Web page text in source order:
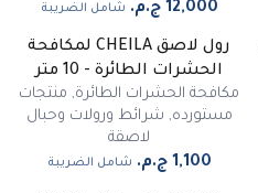
شامل الضريبة
رول لاصق CHEILA لمكافحة
الحشرات الطائرة - 10 متر
مكافحة الحشرات الطائرة, منتجات
مستورده, شرائط ورولات وحبال
لاصقة
شامل الضريبة